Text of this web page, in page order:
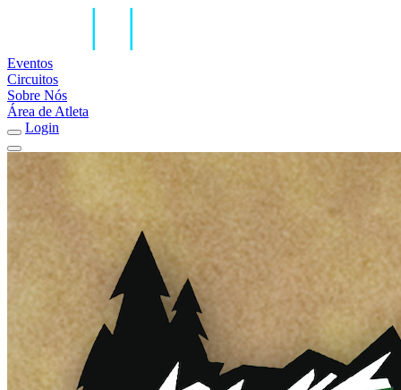
Eventos
Circuitos
Sobre Nós
Área de Atleta
Login